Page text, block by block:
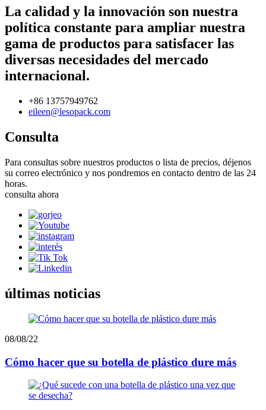
La calidad y la innovación son nuestra
política constante para ampliar nuestra
gama de productos para satisfacer las
diversas necesidades del mercado
internacional.
+86 13757949762
eileen@lesopack.com
Consulta
Para consultas sobre nuestros productos o lista de precios, déjenos
su correo electrónico y nos pondremos en contacto dentro de las 24
horas.
consulta ahora
últimas noticias
08/08/22
Cómo hacer que su botella de plástico dure más